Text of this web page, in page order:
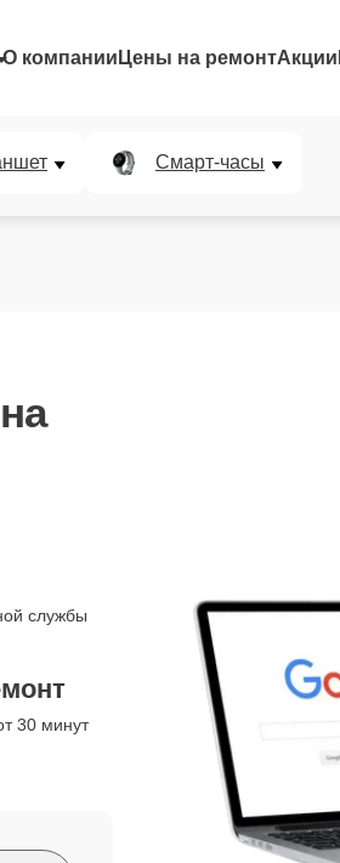
О компании Цены на ремонтАкции
Смарт-часы
службы
30 минут